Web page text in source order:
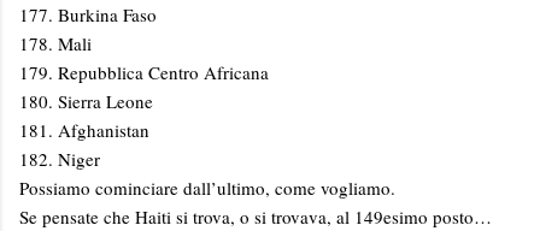
177. Burkina Faso
178. Mali
179. Repubblica Centro Africana
180. Sierra Leone
181. Afghanistan
182. Niger
Possiamo cominciare dall’ultimo, come vogliamo.
Se pensate che Haiti si trova, o si trovava, al 149esimo posto…